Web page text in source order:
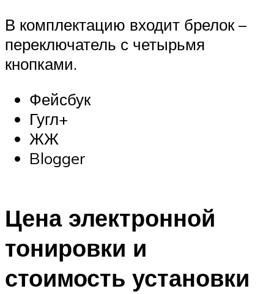
В комплектацию входит брелок –
переключатель с четырьмя
кнопками.
Фейсбук
Гугл+
ЖЖ
Blogger
Цена электронной
тонировки и
стоимость установки